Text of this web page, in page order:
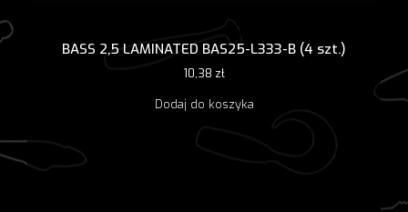
BASS 2,5 LAMINATED BAS25-L333-B (4 szt.)
10,38 zł
Dodaj do koszyka